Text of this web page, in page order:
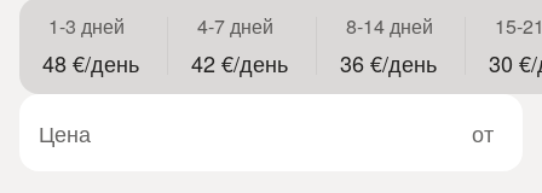
1-3 дней
48 €/день
4-7 дней
42 €/день
8-14 дней
36 €/день
15-
30
Цена от